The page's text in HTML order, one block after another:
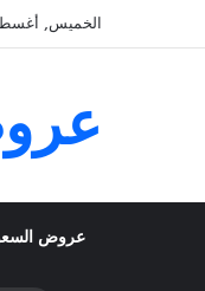
الخميس, أغسطس 6
عروض